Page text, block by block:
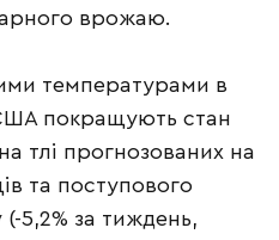
врожаю.
температурами в
покращують стан
тлі прогнозованих на
та поступового
5,2% за тиждень,